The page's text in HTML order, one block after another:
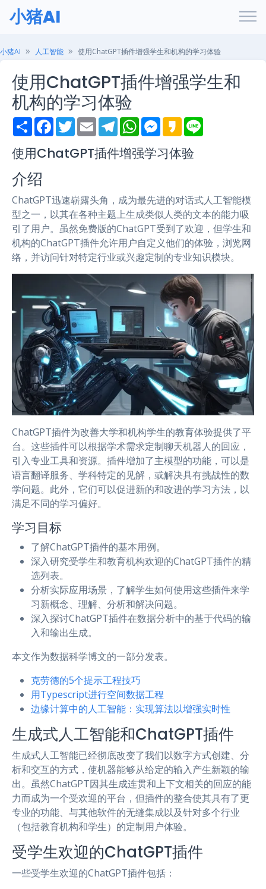
小猪AI
小猪AI 人工智能 使用ChatGPT插件增强学生和机构的学习体验
使用ChatGPT插件增强学生和
机构的学习体验
S
h
r
e
F
a
e
b
T
w
t
t
E
m
i
l
T
e
e
g
W
h
t
s
M
e
s
e
r
K
a
a
o
使用ChatGPT插件增强学习体验
介绍
ChatGPT迅速崭露头角，成为最先进的对话式人工智能模
型之一，以其在各种主题上生成类似人类的文本的能力吸
引了用户。虽然免费版的ChatGPT受到了欢迎，但学生和
机构的ChatGPT插件允许用户自定义他们的体验，浏览网
络，并访问针对特定行业或兴趣定制的专业知识模块。
ChatGPT插件为改善大学和机构学生的教育体验提供了平
台。这些插件可以根据学术需求定制聊天机器人的回应，
引入专业工具和资源。插件增加了主模型的功能，可以是
语言翻译服务、学科特定的见解，或解决具有挑战性的数
学问题。此外，它们可以促进新的和改进的学习方法，以
满足不同的学习偏好。
学习目标
了解ChatGPT插件的基本用例。
深入研究受学生和教育机构欢迎的ChatGPT插件的精
选列表。
分析实际应用场景，了解学生如何使用这些插件来学
习新概念、理解、分析和解决问题。
深入探讨ChatGPT插件在数据分析中的基于代码的输
入和输出生成。
本文作为数据科学博文的一部分发表。
克劳德的5个提示工程技巧
用Typescript进行空间数据工程
边缘计算中的人工智能：实现算法以增强实时性
生成式人工智能和ChatGPT插件
生成式人工智能已经彻底改变了我们以数字方式创建、分
析和交互的方式，使机器能够从给定的输入产生新颖的输
出。虽然ChatGPT因其生成连贯和上下文相关的回应的能
力而成为一个受欢迎的平台，但插件的整合使其具有了更
专业的功能、与其他软件的无缝集成以及针对多个行业
（包括教育机构和学生）的定制用户体验。
受学生欢迎的ChatGPT插件
一些受学生欢迎的ChatGPT插件包括：